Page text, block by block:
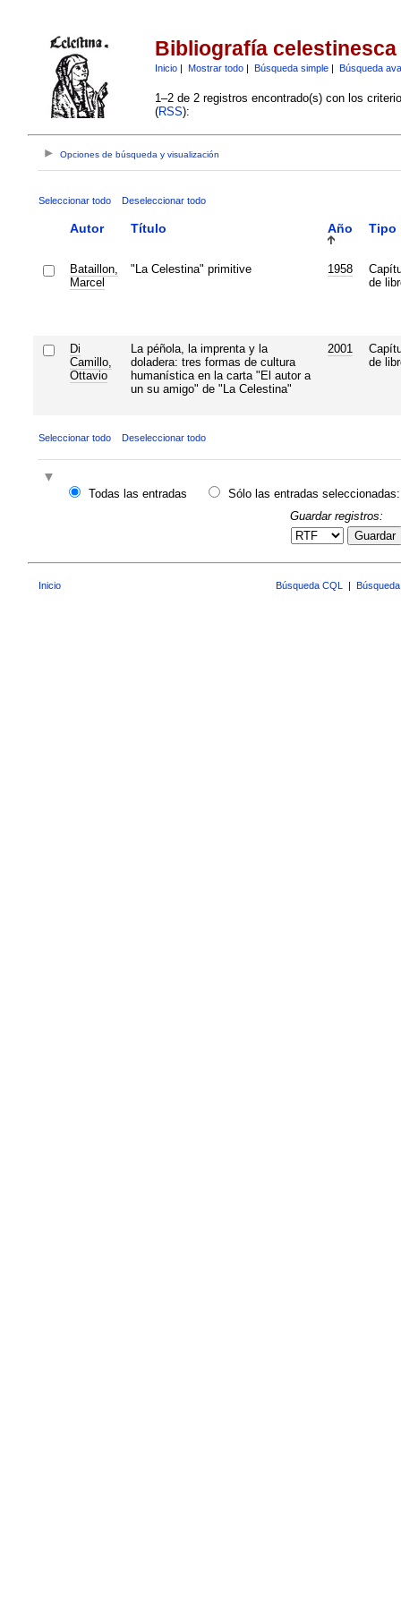
Bibliografía celestinesca
Inicio| Mostrar todo| Búsqueda simple| Búsqueda
1–2 de 2 registros encontrado(s) con los
(RSS):
Opciones de búsqueda y visualización
Seleccionar todo Deseleccionar todo
Autor Título Año Tipo
Bataillon,
Marcel
"La Celestina" primitive 1958
de
Di
Camillo,
Ottavio
La péñola, la imprenta y la
doladera: tres formas de cultura
humanística en la carta "El autor a
un su amigo" de "La Celestina"
2001
de
Seleccionar todo Deseleccionar todo
Todas las entradas
Sólo las entradas seleccionadas:
Guardar registros:
Guardar
Inicio Búsqueda CQL